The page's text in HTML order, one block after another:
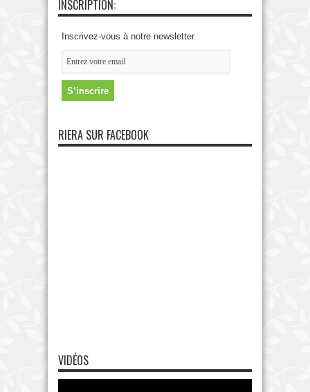
INSCRIPTION:
Inscrivez-vous à notre newsletter
RIERA SUR FACEBOOK
VIDÉOS